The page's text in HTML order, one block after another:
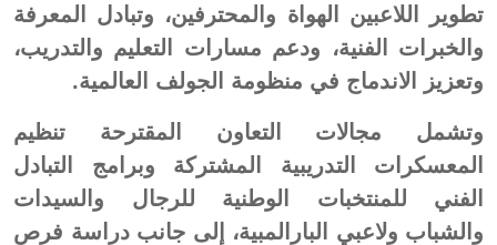
تطوير اللاعبين الهواة والمحترفين، وتبادل المعرفة
والخبرات الفنية، ودعم مسارات التعليم والتدريب،
وتعزيز الاندماج في منظومة الجولف العالمية.
وتشمل مجالات التعاون المقترحة تنظيم
المعسكرات التدريبية المشتركة وبرامج التبادل
الفني للمنتخبات الوطنية للرجال والسيدات
والشباب ولاعبي البارالمبية، إلى جانب دراسة فرص